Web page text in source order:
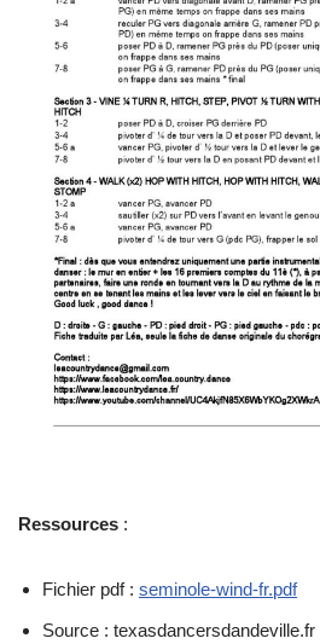
Ressources :
Fichier pdf : seminole-wind-fr.pdf
Source : texasdancersdandeville.fr